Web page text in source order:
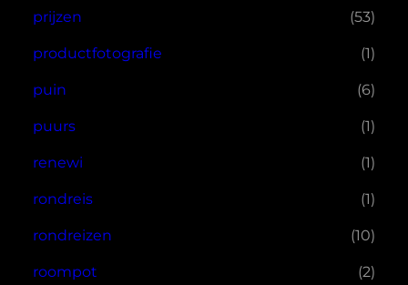
prijzen (53)
productfotografie (1)
puin (6)
puurs (1)
renewi (1)
rondreis (1)
rondreizen (10)
roompot (2)